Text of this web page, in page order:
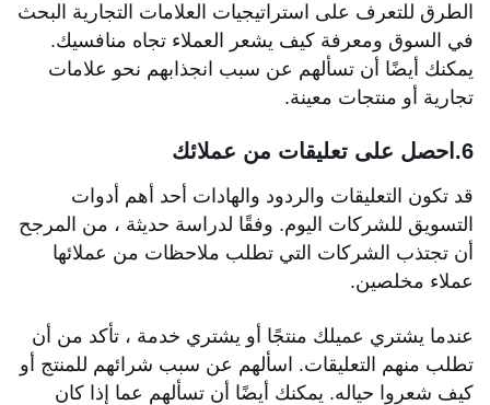
الطرق للتعرف على استراتيجيات العلامات التجارية البحث
في السوق ومعرفة كيف يشعر العملاء تجاه منافسيك.
يمكنك أيضًا أن تسألهم عن سبب انجذابهم نحو علامات
تجارية أو منتجات معينة.
6.احصل على تعليقات من عملائك
قد تكون التعليقات والردود والهادات أحد أهم أدوات
التسويق للشركات اليوم. وفقًا لدراسة حديثة ، من المرجح
أن تجتذب الشركات التي تطلب ملاحظات من عملائها
عملاء مخلصين.
عندما يشتري عميلك منتجًا أو يشتري خدمة ، تأكد من أن
تطلب منهم التعليقات. اسألهم عن سبب شرائهم للمنتج أو
كيف شعروا حياله. يمكنك أيضًا أن تسألهم عما إذا كان